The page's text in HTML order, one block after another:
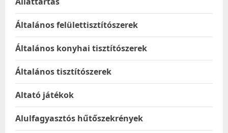
Általános felülettisztítószerek
Általános konyhai tisztítószerek
Általános tisztítószerek
Altató játékok
Alulfagyasztós hűtőszekrények